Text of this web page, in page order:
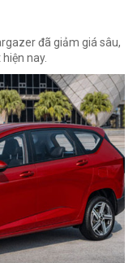
đã giảm giá sâu,
nay.